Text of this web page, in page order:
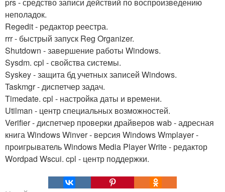
неполадок.
Regedit - редактор реестра.
rrr - быстрый запуск Reg Organizer.
Shutdown - завершение работы Windows.
Sysdm. cpl - свойства системы.
Syskey - защита бд учетных записей Windows.
Taskmgr - диспетчер задач.
Timedate. cpl - настройка даты и времени.
Utilman - центр специальных возможностей.
Verifier - диспетчер проверки драйверов wab - адресная
книга Windows Winver - версия Windows Wmplayer -
проигрыватель Windows Media Player Write - редактор
Wordpad Wscui. cpl - центр поддержки.